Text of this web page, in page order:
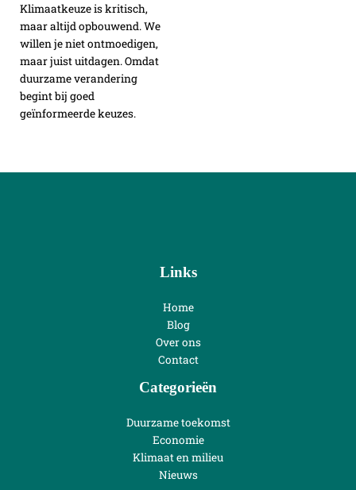
Klimaatkeuze is kritisch,
maar altijd opbouwend. We
willen je niet ontmoedigen,
maar juist uitdagen. Omdat
duurzame verandering
begint bij goed
geïnformeerde keuzes.
Links
Home
Blog
Over ons
Contact
Categorieën
Duurzame toekomst
Economie
Klimaat en milieu
Nieuws